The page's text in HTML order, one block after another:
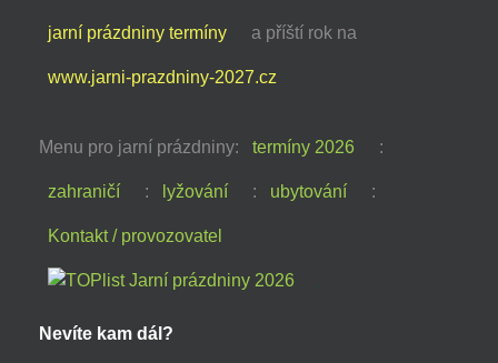
jarní prázdniny termíny a příští rok na
www.jarni-prazdniny-2027.cz
Menu pro jarní prázdniny: termíny 2026 :
zahraničí : lyžování : ubytování :
Kontakt / provozovatel
Nevíte kam dál?